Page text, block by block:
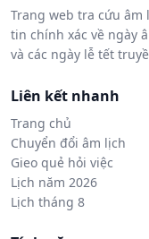
Trang web tra cứu
tin chính xác về ngày
và các ngày lễ tết
Liên kết nhanh
Trang chủ
Chuyển đổi âm lịch
Gieo quẻ hỏi việc
Lịch năm 2026
Lịch tháng 8